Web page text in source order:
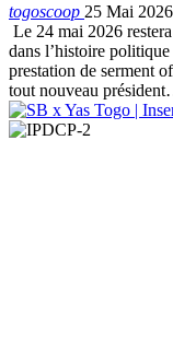
togoscoop 25 Mai 2026
Le 24 mai 2026
dans l’histoire
prestation de serment
tout nouveau